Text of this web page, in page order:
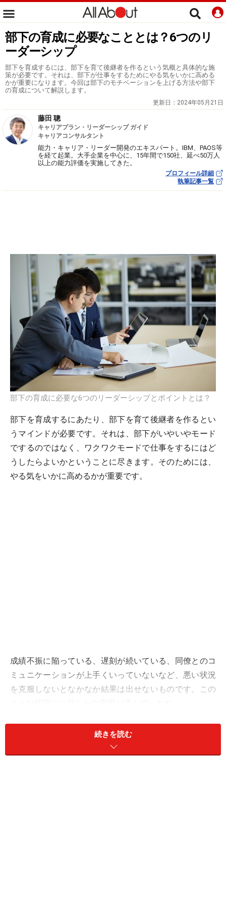
部下の育成に必要なこととは？6つのリ
ーダーシップ
部下を育成するには、部下を育て後継者を作るという気概と具体的な施
策が必要です。それは、部下が仕事をするためにやる気をいかに高める
かが重要になります。今回は部下のモチベーションを上げる方法や部下
の育成について解説します。
更新日： 2024年05月21日
藤田 聰
キャリアプラン・リーダーシップ ガイド
キャリアコンサルタント
能力・キャリア・リーダー開発のエキスパート。IBM、PAOS等
を経て起業。大手企業を中心に、15年間で150社、延べ50万人
以上の能力評価を実施してきた。
プロフィール詳細
執筆記事一覧
部下の育成に必要な6つのリーダーシップとポイントとは？
部下を育成するにあたり、部下を育て後継者を作るとい
うマインドが必要です。それは、部下がいやいやモード
でするのではなく、ワクワクモードで仕事をするにはど
うしたらよいかということに尽きます。そのためには、
やる気をいかに高めるかが重要です。
成績不振に陥っている、遅刻が続いている、同僚とのコ
ミュニケーションが上手くいっていないなど、悪い状況
を克服しないとなかなか結果は出せないものです。この
成績不振は、仕事へのモチベーションが上がらないこと
が主要因であることが多いもの。遅刻は習慣・クセの話
続きを読む